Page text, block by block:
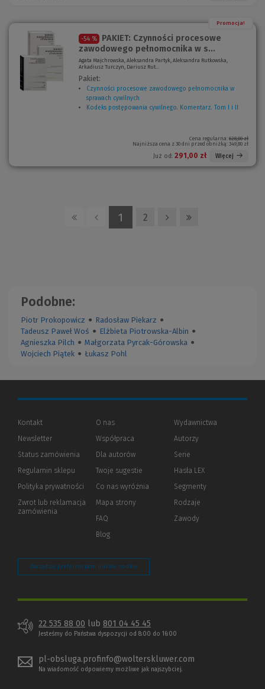
Promocja!
-54 %
PAKIET: Czynności procesowe
zawodowego pełnomocnika w s...
Agata Majchrowska, Aleksandra Partyk, Aleksandra Rutkowska,
Arkadiusz Turczyn, Dariusz Rut...
Pakiet:
Czynności procesowe zawodowego pełnomocnika w
sprawach cywilnych
N
o
Kodeks postępowania cywilnego. Komentarz. Tom I i II
w
e
o
Cena regularna: 628,00 zł
Najniższa cena z 30 dni przed obniżką: 349,80 zł
Już od: 291,00 zł Więcej
1 2
Podobne:
Piotr Prokopowicz ● Radosław Piekarz ●
Tadeusz Paweł Woś ● Elżbieta Piotrowska-Albin ●
Agnieszka Pilch ● Małgorzata Pyrcak-Górowska ●
Wojciech Piątek ● Łukasz Pohl
Kontakt
Newsletter
Status zamówienia
Regulamin sklepu
Polityka prywatności (Nowe
(Link
innej
Zwrot lub reklamacja
zamówienia
O nas
Współpraca
Dla autorów(Nowe
(Link
innej
strony)
Twoje sugestie
Co nas wyróżnia
Mapa strony
FAQ
Blog
Wydawnictwa
Autorzy
Serie
Hasła LEX
Segmenty
Rodzaje
Zawody
Zarządzaj preferencjami plików cookie
22 535 88 00 lub 801 04 45 45
Jesteśmy do Państwa dyspozycji od 8:00 do 16:00
pl-obsluga.profinfo@wolterskluwer.com
Na wiadomość odpowiemy możliwe jak najszybciej.